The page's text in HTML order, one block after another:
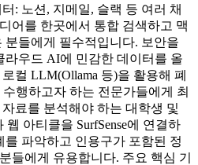
: 노션, 지메일, 슬랙 등 여러 채
어를 한곳에서 통합 검색하고 맥
분들에게 필수적입니다. 보안을
라우드 AI에 민감한 데이터를 올
컬 LLM(Ollama 등)을 활용해 폐
행하고자 하는 전문가들에게 최
료를 분석해야 하는 대학생 및
아티클을 SurfSense에 연결하
파악하고 인용구가 포함된 정
들에게 유용합니다. 주요 핵심 기